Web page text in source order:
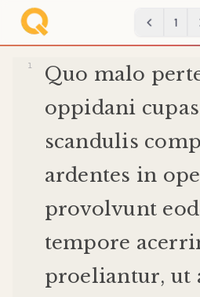
1
Quo malo
oppidani cupas
scandulis
ardentes in
provolvunt
tempore
proeliantur, ut